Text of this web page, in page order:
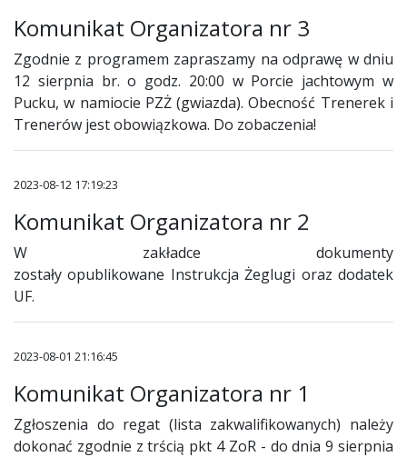
Komunikat Organizatora nr 3
Zgodnie z programem zapraszamy na odprawę w dniu
12 sierpnia br. o godz. 20:00 w Porcie jachtowym w
Pucku, w namiocie PZŻ (gwiazda). Obecność Trenerek i
Trenerów jest obowiązkowa. Do zobaczenia!
2023-08-12 17:19:23
Komunikat Organizatora nr 2
W zakładce dokumenty
zostały opublikowane Instrukcja Żeglugi oraz dodatek
UF.
2023-08-01 21:16:45
Komunikat Organizatora nr 1
Zgłoszenia do regat (lista zakwalifikowanych) należy
dokonać zgodnie z trścią pkt 4 ZoR - do dnia 9 sierpnia